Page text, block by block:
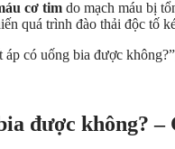
cơ tim do mạch máu bị
quá trình đào thải độc tố
có uống bia được
được không?